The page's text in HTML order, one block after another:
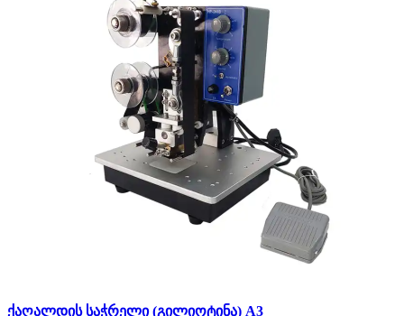
ქაღალდის საჭრელი (გილიოტინა) A3